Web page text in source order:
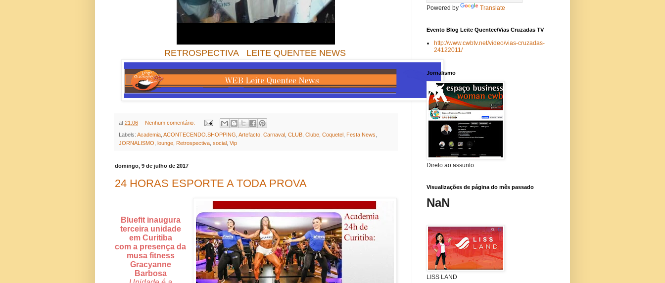
RETROSPECTIVA LEITE QUENTEE NEWS
at 21:06 Nenhum comentário:
Labels: Academia ACONTECENDO.SHOPPING Artefacto Carnaval CLUB Clube Coquetel Festa News
JORNALISMO lounge Retrospectiva social Vip
domingo, 9 de julho de 2017
24 HORAS ESPORTE A TODA PROVA
Bluefit inaugura
terceira unidade
em Curitiba
com a presença da
musa fitness
Gracyanne
Barbosa
Powered by Translate
Evento Blog Leite Quentee/Vias Cruzadas TV
http://www.cwbtv.net/video/vias-cruzadas-
24122011/
Jornalismo
Direto ao assunto.
Visualizações de página do mês passado
NaN
LISS LAND